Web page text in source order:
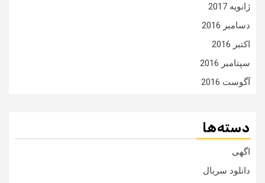
ژانویه 2017
دسامبر 2016
اکتبر 2016
سپتامبر 2016
آگوست 2016
دسته‌ها
اگهی
دانلود سریال